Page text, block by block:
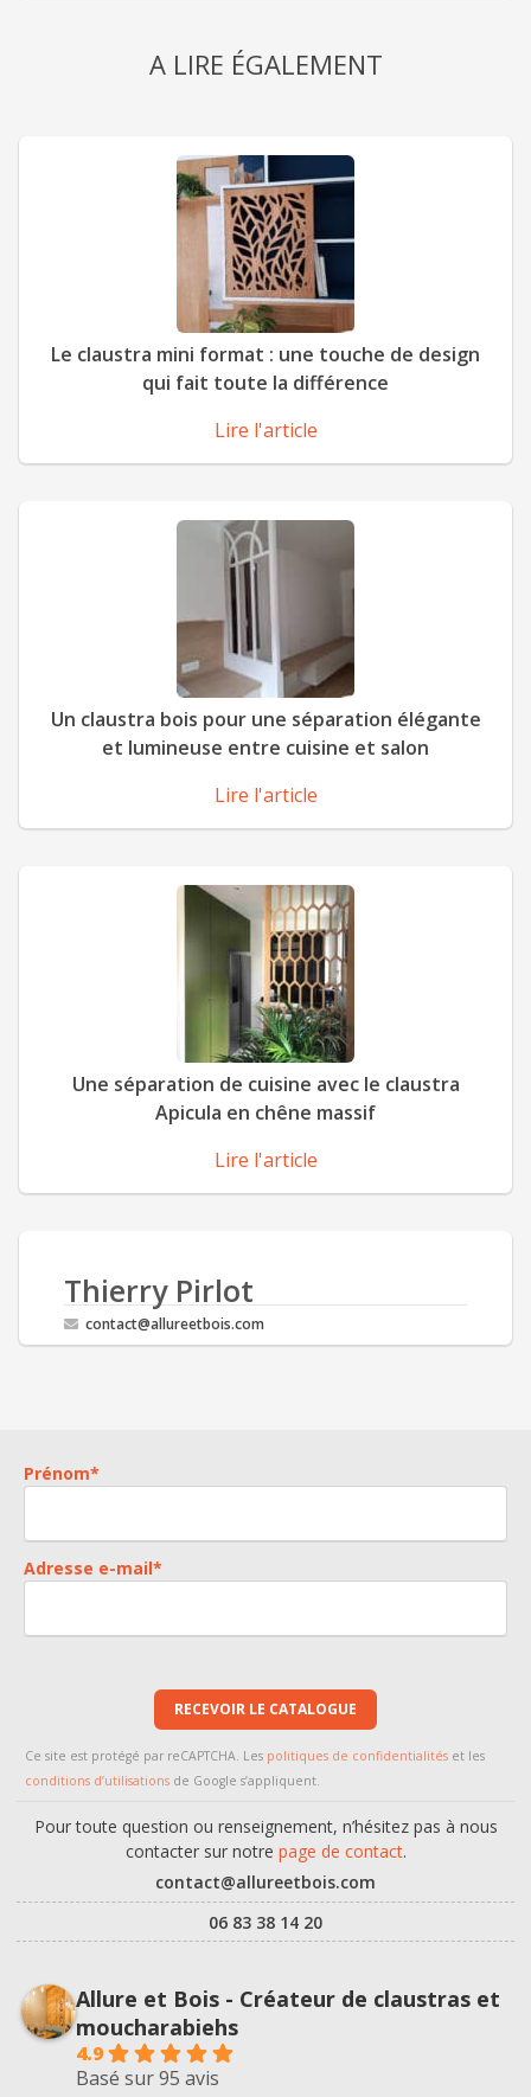
A LIRE ÉGALEMENT
Le claustra mini format : une touche de design
qui fait toute la différence
Lire l'article
Un claustra bois pour une séparation élégante
et lumineuse entre cuisine et salon
Lire l'article
Une séparation de cuisine avec le claustra
Apicula en chêne massif
Lire l'article
Thierry Pirlot
contact@allureetbois.com
Prénom*
Adresse e-mail*
RECEVOIR LE CATALOGUE
Ce site est protégé par reCAPTCHA. Les politiques de confidentialités et les
conditions d’utilisations de Google s’appliquent.
Pour toute question ou renseignement, n’hésitez pas à nous
contacter sur notre page de contact.
contact@allureetbois.com
06 83 38 14 20
Allure et Bois - Créateur de claustras et
moucharabiehs
4.9
Basé sur 95 avis